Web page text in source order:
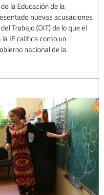
la Educación de la
nuevas acusaciones
Trabajo (OIT) de lo que el
IE califica como un
nacional de la